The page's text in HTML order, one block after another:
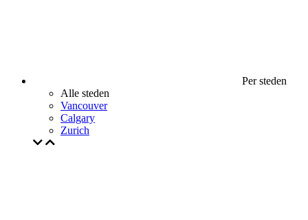
Per steden
Alle steden
Vancouver
Calgary
Zurich